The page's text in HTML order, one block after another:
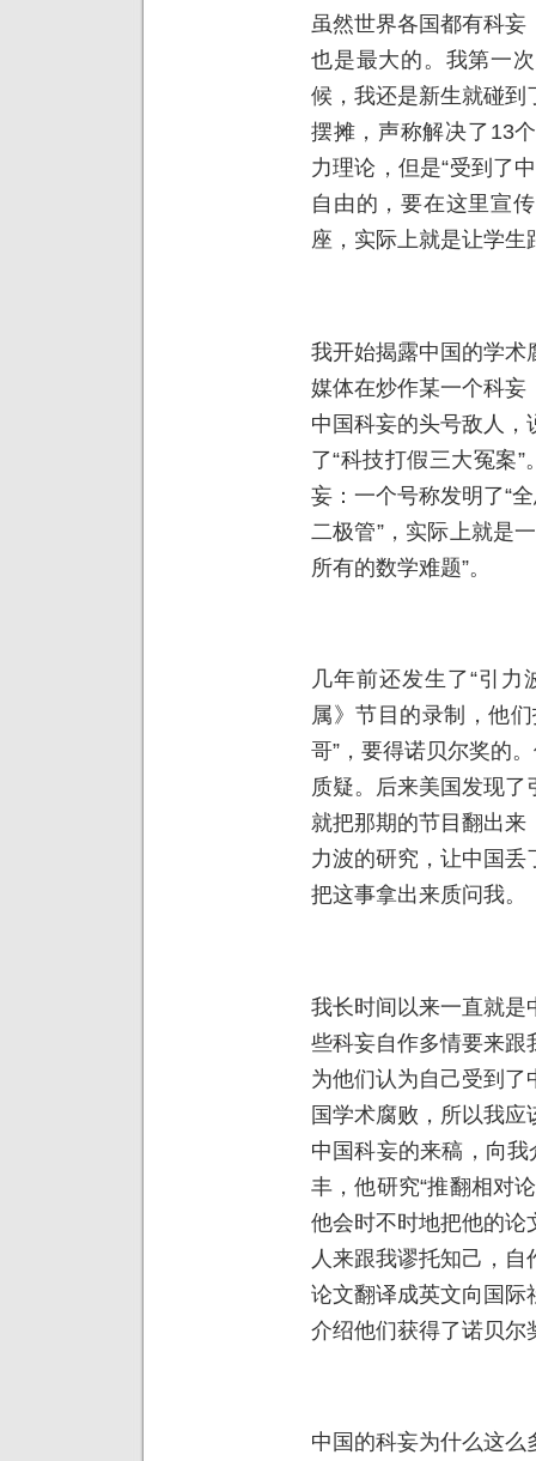
虽然世界各国都有科
也是最大的。我第一
候，我还是新生就碰到
摆摊，声称解决了13
力理论，但是“受到了
自由的，要在这里宣
座，实际上就是让学
我开始揭露中国的学术
媒体在炒作某一个科妄
中国科妄的头号敌人
了“科技打假三大冤案
妄：一个号称发明了“
二极管”，实际上就是
所有的数学难题”。
几年前还发生了“引
属》节目的录制，他
哥”，要得诺贝尔奖的
质疑。后来美国发现
就把那期的节目翻出
力波的研究，让中国
把这事拿出来质问我。
我长时间以来一直就是
些科妄自作多情要来跟
为他们认为自己受到
国学术腐败，所以我
中国科妄的来稿，向我
丰，他研究“推翻相对
他会时不时地把他的论
人来跟我谬托知己，
论文翻译成英文向国际
介绍他们获得了诺贝尔
中国的科妄为什么这